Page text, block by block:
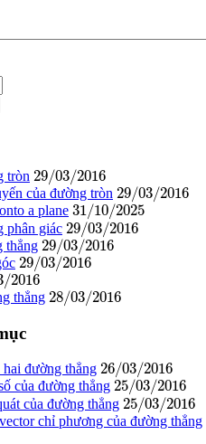
tròn 29/03/2016
của đường tròn 29/03/2016
a plane 31/10/2025
phân giác 29/03/2016
thẳng 29/03/2016
29/03/2016
/2016
thẳng 28/03/2016
đường thẳng 26/03/2016
của đường thẳng 25/03/2016
của đường thẳng 25/03/2016
chỉ phương của đường thẳng